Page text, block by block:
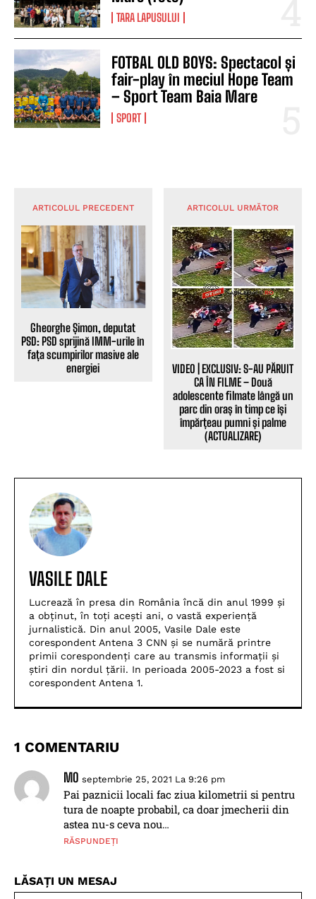
TARA LAPUSULUI
FOTBAL OLD BOYS: Spectacol și
fair-play în meciul Hope Team
– Sport Team Baia Mare
SPORT
ARTICOLUL PRECEDENT
Gheorghe Șimon, deputat
PSD: PSD sprijină IMM-urile în
fața scumpirilor masive ale
energiei
ARTICOLUL URMĂTOR
VIDEO | EXCLUSIV: S-AU PĂRUIT
CA ÎN FILME – Două
adolescente filmate lângă un
parc din oraș în timp ce își
împărțeau pumni și palme
(ACTUALIZARE)
VASILE DALE
Lucrează în presa din România încă din anul 1999 și
a obținut, în toți acești ani, o vastă experiență
jurnalistică. Din anul 2005, Vasile Dale este
corespondent Antena 3 CNN și se numără printre
primii corespondenți care au transmis informații și
știri din nordul țării. In perioada 2005-2023 a fost si
corespondent Antena 1.
1 COMENTARIU
MO septembrie 25, 2021 La 9:26 pm
Pai paznicii locali fac ziua kilometrii si pentru
tura de noapte probabil, ca doar jmecherii din
astea nu-s ceva nou…
RĂSPUNDEȚI
LĂSAȚI UN MESAJ